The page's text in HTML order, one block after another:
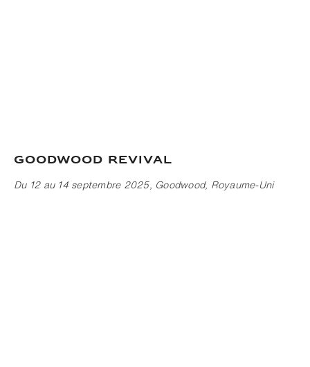
Goodwood Revival
Du 12 au 14 septembre 2025, Goodwood, Royaume-Uni